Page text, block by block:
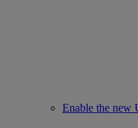
Enable the new